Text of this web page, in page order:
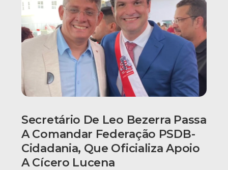
Secretário De Leo Bezerra Passa
A Comandar Federação PSDB-
Cidadania, Que Oficializa Apoio
A Cícero Lucena